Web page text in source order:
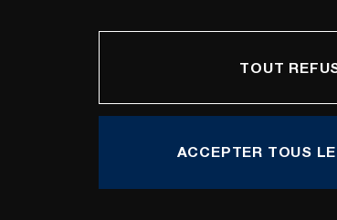
TOUT
ACCEPTER TOUS